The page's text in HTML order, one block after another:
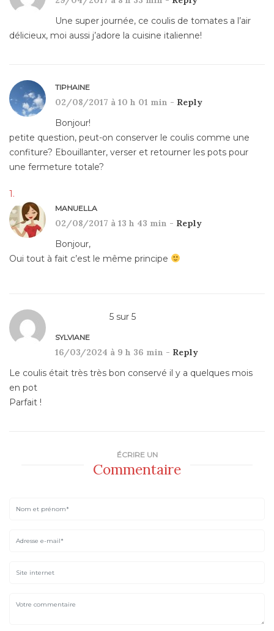
Une super journée, ce coulis de tomates a l’air
délicieux, moi aussi j’adore la cuisine italienne!
TIPHAINE
02/08/2017 à 10 h 01 min - Reply
Bonjour!
petite question, peut-on conserver le coulis comme une
confiture? Ebouillanter, verser et retourner les pots pour
une fermeture totale?
MANUELLA
02/08/2017 à 13 h 43 min - Reply
Bonjour,
Oui tout à fait c’est le même principe
5 sur 5
SYLVIANE
16/03/2024 à 9 h 36 min - Reply
Le coulis était très très bon conservé il y a quelques mois
en pot
Parfait !
ÉCRIRE UN
Commentaire